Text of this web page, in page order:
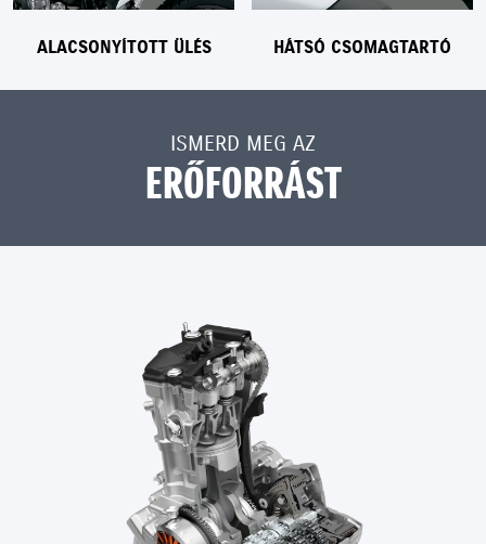
ALACSONYÍTOTT ÜLÉS HÁTSÓ CSOMAGTARTÓ
ISMERD MEG AZ
ERŐFORRÁST